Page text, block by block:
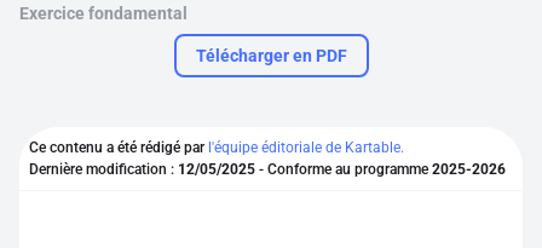
Parcourir
Se connecter
Exercice fondamental
Télécharger en PDF
Ce contenu a été rédigé par l'équipe éditoriale de Kartable.
Dernière modification : 12/05/2025 - Conforme au programme 2025-2026